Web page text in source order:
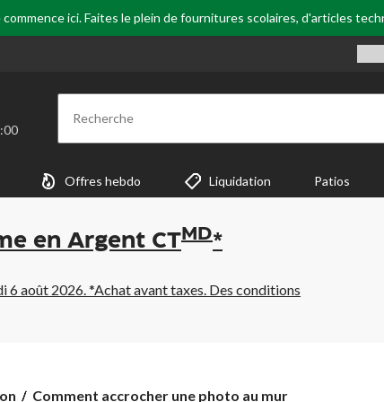
ici. Faites le plein de fournitures scolaires, d'articles
à 22:00 Recherche
Offres hebdo Liquidation Patios
en Argent CT MD*
6 août 2026. *Achat avant taxes. Des conditions
Comment
Comment accrocher une photo au mur